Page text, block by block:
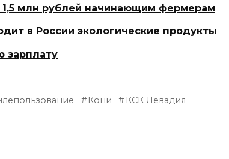
1,5 млн рублей начинающим фермерам
в России экологические продукты
зарплату
Кони
КСК Левадия